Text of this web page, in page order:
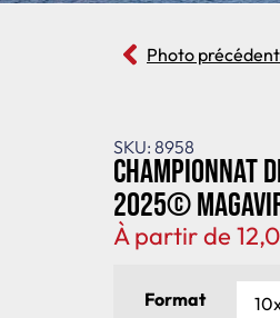
Photo
SKU: 8958
Championnat
2025©
À partir de
Format